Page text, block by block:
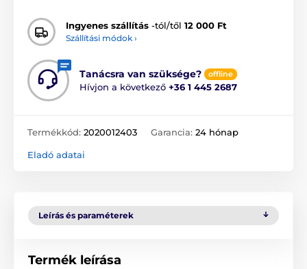
Ingyenes szállítás -tól/től 12 000 Ft
Szállítási módok ›
Tanácsra van szüksége? offline
Hívjon a következő +36 1 445 2687
Termékkód: 2020012403 Garancia: 24 hónap
Eladó adatai
Leírás és paraméterek
Termék leírása